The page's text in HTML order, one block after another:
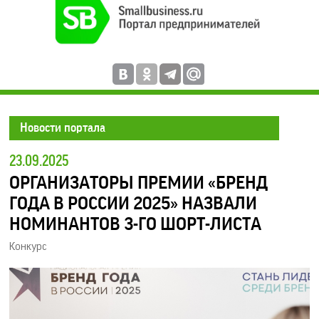
Новости портала
23.09.2025
ОРГАНИЗАТОРЫ ПРЕМИИ «БРЕНД
ГОДА В РОССИИ 2025» НАЗВАЛИ
НОМИНАНТОВ 3-ГО ШОРТ-ЛИСТА
Конкурс